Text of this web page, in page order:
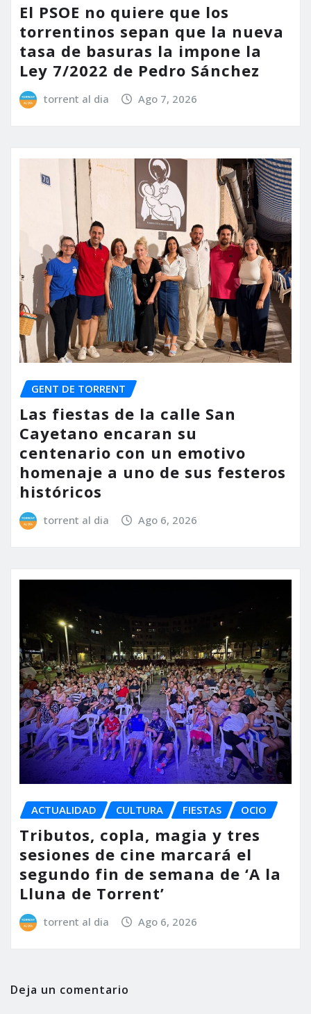
El PSOE no quiere que los
torrentinos sepan que la nueva
tasa de basuras la impone la
Ley 7/2022 de Pedro Sánchez
torrent al dia Ago 7, 2026
GENT DE TORRENT
Las fiestas de la calle San
Cayetano encaran su
centenario con un emotivo
homenaje a uno de sus festeros
históricos
torrent al dia Ago 6, 2026
ACTUALIDAD CULTURA FIESTAS OCIO
Tributos, copla, magia y tres
sesiones de cine marcará el
segundo fin de semana de ‘A la
Lluna de Torrent’
torrent al dia Ago 6, 2026
Deja un comentario